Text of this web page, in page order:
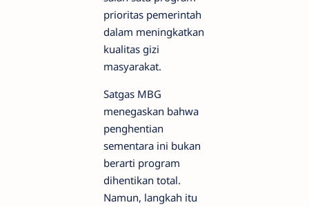
prioritas pemerintah
dalam meningkatkan
kualitas gizi
masyarakat.
Satgas MBG
menegaskan bahwa
penghentian
sementara ini bukan
berarti program
dihentikan total.
Namun, langkah itu